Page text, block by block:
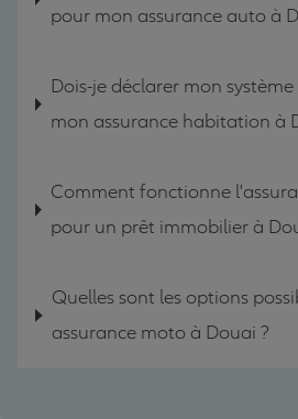
pour mon assurance auto à
Dois-je déclarer mon
mon assurance habitation à
Comment fonctionne
pour un prêt immobilier à
Quelles sont les options
assurance moto à Douai ?